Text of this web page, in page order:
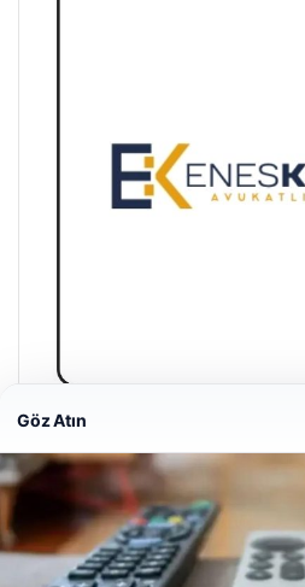
28/04/2026
Web sitemizi nasıl kullandığınızı
Göz Atın